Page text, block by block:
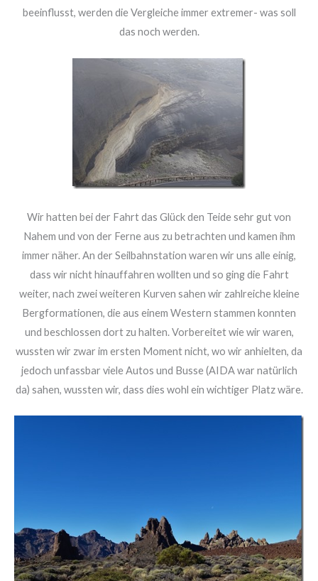
beeinflusst, werden die Vergleiche immer extremer- was soll
das noch werden.
Wir hatten bei der Fahrt das Glück den Teide sehr gut von
Nahem und von der Ferne aus zu betrachten und kamen ihm
immer näher. An der Seilbahnstation waren wir uns alle einig,
dass wir nicht hinauffahren wollten und so ging die Fahrt
weiter, nach zwei weiteren Kurven sahen wir zahlreiche kleine
Bergformationen, die aus einem Western stammen konnten
und beschlossen dort zu halten. Vorbereitet wie wir waren,
wussten wir zwar im ersten Moment nicht, wo wir anhielten, da
jedoch unfassbar viele Autos und Busse (AIDA war natürlich
da) sahen, wussten wir, dass dies wohl ein wichtiger Platz wäre.